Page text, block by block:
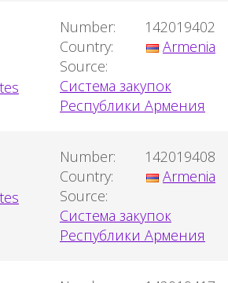
Number:
142019402
Country:
Armenia
Source:
Система закупок
Республики Армения
Number:
142019408
Country:
Armenia
Source:
Система закупок
Республики Армения